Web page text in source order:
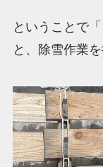
ということで
と、除雪作業を